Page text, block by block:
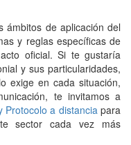
ámbitos de aplicación del
y reglas específicas de
oficial. Si te gustaría
y sus particularidades,
exige en cada situación,
te invitamos a
Protocolo a distancia para
sector cada vez más